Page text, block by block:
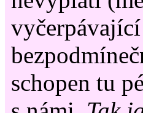
schopen tu